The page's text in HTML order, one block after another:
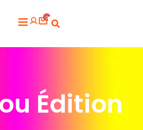
Flyout
Menu
0
Édition